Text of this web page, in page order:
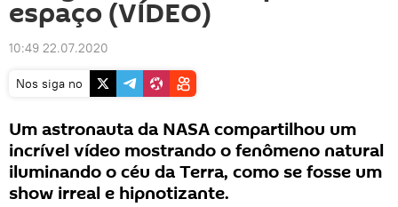
espaço (VÍDEO)
10:49 22.07.2020
Nos siga no
Um astronauta da NASA compartilhou um
incrível vídeo mostrando o fenômeno natural
iluminando o céu da Terra, como se fosse um
show irreal e hipnotizante.